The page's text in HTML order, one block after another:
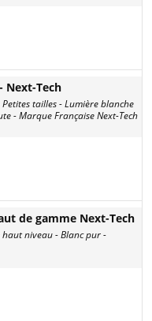
Next-Tech
tailles - Lumière blanche
- Marque Française Next-Tech
de gamme Next-Tech
haut niveau - Blanc pur -